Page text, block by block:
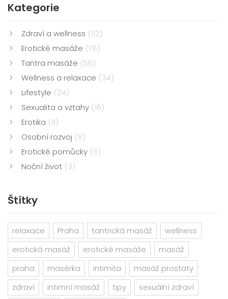
Kategorie
Zdraví a wellness (112)
Erotické masáže (76)
Tantra masáže (56)
Wellness a relaxace (34)
Lifestyle (24)
Sexualita a vztahy (16)
Erotika (11)
Osobní rozvoj (6)
Erotické pomůcky (6)
Noční život (3)
Štítky
relaxace Praha tantrická masáž
wellness
erotická masáž
erotické masáže
masáž
praha
masérka intimita
masáž prostaty
zdraví
intimní masáž tipy
sexuální zdraví